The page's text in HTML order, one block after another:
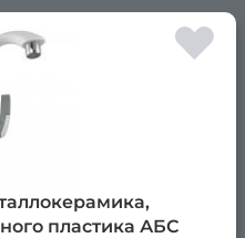
пластика АБС